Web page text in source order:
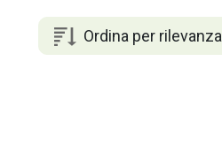
Ordina per rilevanza